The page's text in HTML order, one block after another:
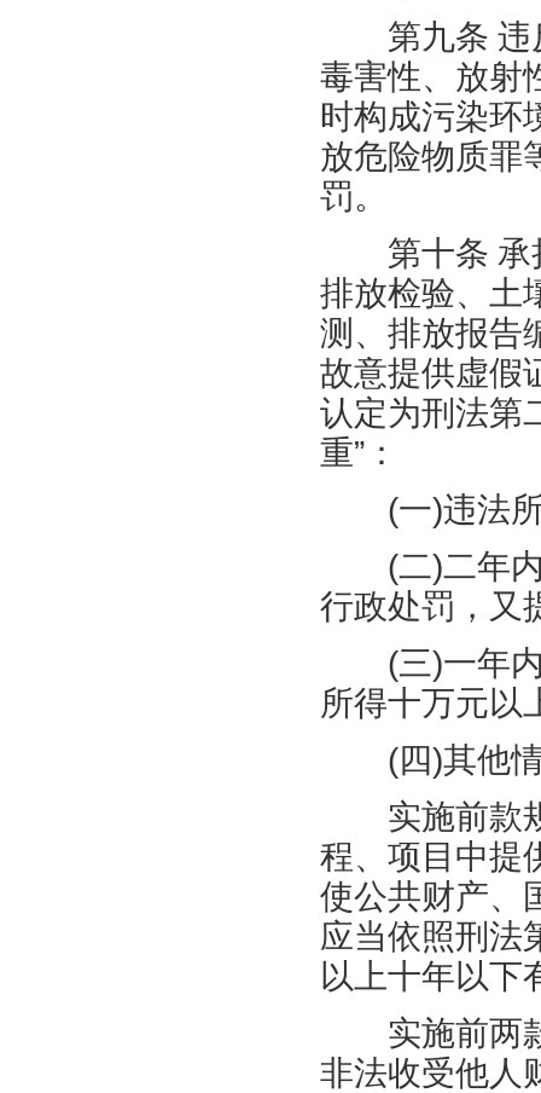
第九条 违
毒害性、放射
时构成污染环
放危险物质罪
罚。
第十条 承
排放检验、土
测、排放报告
故意提供虚假
认定为刑法第
重”：
(一)违法
(二)二年
行政处罚，又
(三)一年
所得十万元以
(四)其他
实施前款规
程、项目中提
使公共财产、
应当依照刑法
以上十年以下
实施前两款
非法收受他人